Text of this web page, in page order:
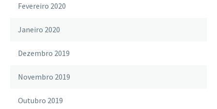
Fevereiro 2020
Janeiro 2020
Dezembro 2019
Novembro 2019
Outubro 2019